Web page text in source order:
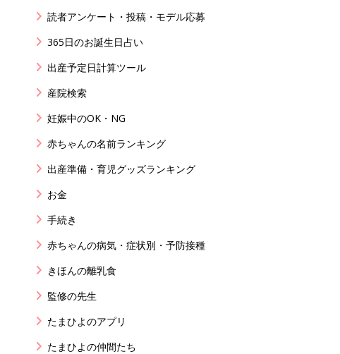
読者アンケート・投稿・モデル応募
365日のお誕生日占い
出産予定日計算ツール
産院検索
妊娠中のOK・NG
赤ちゃんの名前ランキング
出産準備・育児グッズランキング
お金
手続き
赤ちゃんの病気・症状別・予防接種
きほんの離乳食
監修の先生
たまひよのアプリ
たまひよの仲間たち